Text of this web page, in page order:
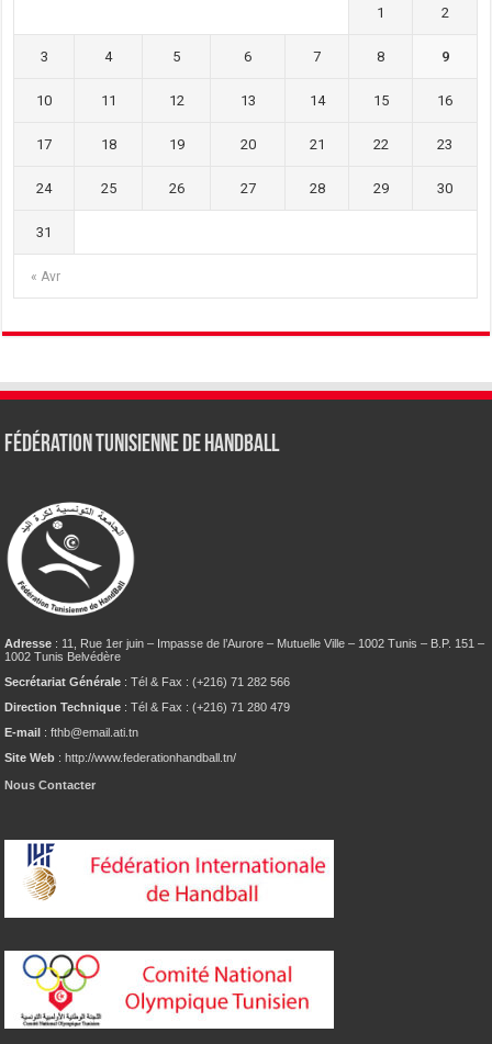
« Avr
1 2
3 4 5 6 7 8 9
10 11 12 13 14 15 16
17 18 19 20 21 22 23
24 25 26 27 28 29 30
31
Fédération tunisienne de Handball
Adresse : 11, Rue 1er juin – Impasse de l’Aurore – Mutuelle Ville – 1002 Tunis – B.P. 151 –
1002 Tunis Belvédère
Secrétariat Générale : Tél & Fax : (+216) 71 282 566
Direction Technique : Tél & Fax : (+216) 71 280 479
E-mail : fthb@email.ati.tn
Site Web : http://www.federationhandball.tn/
Nous Contacter